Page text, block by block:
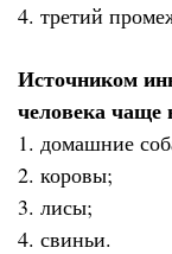
4. третий
Источником
человека чаще
1. домашние
2. коровы;
3. лисы;
4. свиньи.